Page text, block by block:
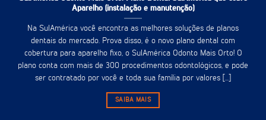
Aparelho (instalação e manutenção)
Na SulAmérica você encontra as melhores soluções de planos
dentais do mercado. Prova disso, é o novo plano dental com
cobertura para aparelho fixo, o SulAmérica Odonto Mais Orto! O
plano conta com mais de 300 procedimentos odontológicos, e pode
ser contratado por você e toda sua família por valores [...]
SAIBA MAIS